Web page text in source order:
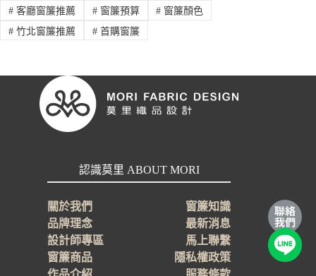
#客廳窗簾推薦 #窗簾預算 # 窗簾顏色
#竹北窗簾推薦 #首購窗簾
認識莫里 ABOUT MORI
關於我們
品牌理念
設計師專區
窗簾商品
窗簾知識
最新消息
馬上聯繫
隱私權政策